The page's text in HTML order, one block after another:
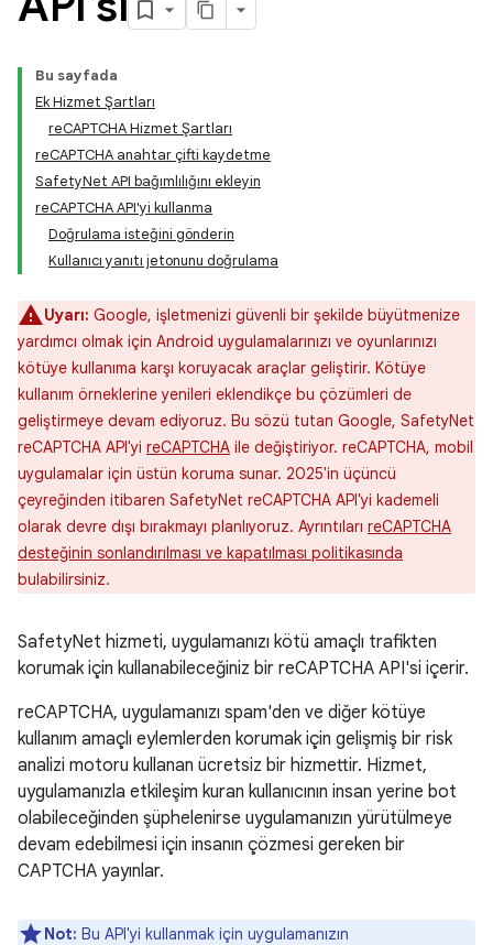
Bu sayfada
Ek Hizmet Şartları
reCAPTCHA Hizmet Şartları
reCAPTCHA anahtar çifti kaydetme
SafetyNet API bağımlılığını ekleyin
reCAPTCHA API'yi kullanma
Doğrulama isteğini gönderin
Kullanıcı yanıtı jetonunu doğrulama
Uyarı: Google, işletmenizi güvenli bir şekilde büyütmenize
yardımcı olmak için Android uygulamalarınızı ve oyunlarınızı
kötüye kullanıma karşı koruyacak araçlar geliştirir. Kötüye
kullanım örneklerine yenileri eklendikçe bu çözümleri de
geliştirmeye devam ediyoruz. Bu sözü tutan Google, SafetyNet
reCAPTCHA API'yi reCAPTCHA ile değiştiriyor. reCAPTCHA, mobil
uygulamalar için üstün koruma sunar. 2025'in üçüncü
çeyreğinden itibaren SafetyNet reCAPTCHA API'yi kademeli
olarak devre dışı bırakmayı planlıyoruz. Ayrıntıları reCAPTCHA
desteğinin sonlandırılması ve kapatılması politikasında
bulabilirsiniz.
SafetyNet hizmeti, uygulamanızı kötü amaçlı trafikten
korumak için kullanabileceğiniz bir reCAPTCHA API'si içerir.
reCAPTCHA, uygulamanızı spam'den ve diğer kötüye
kullanım amaçlı eylemlerden korumak için gelişmiş bir risk
analizi motoru kullanan ücretsiz bir hizmettir. Hizmet,
uygulamanızla etkileşim kuran kullanıcının insan yerine bot
olabileceğinden şüphelenirse uygulamanızın yürütülmeye
devam edebilmesi için insanın çözmesi gereken bir
CAPTCHA yayınlar.
Not: Bu API'yi kullanmak için uygulamanızın